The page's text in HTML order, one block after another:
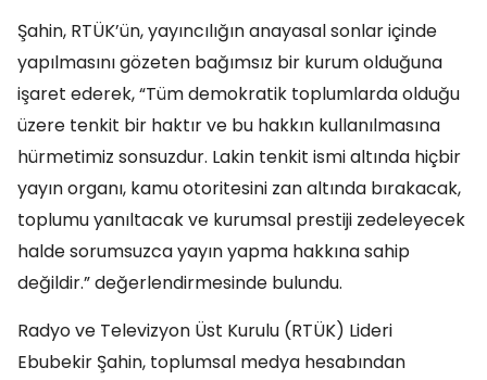
Şahin, RTÜK’ün, yayıncılığın anayasal sonlar içinde
yapılmasını gözeten bağımsız bir kurum olduğuna
işaret ederek, “Tüm demokratik toplumlarda olduğu
üzere tenkit bir haktır ve bu hakkın kullanılmasına
hürmetimiz sonsuzdur. Lakin tenkit ismi altında hiçbir
yayın organı, kamu otoritesini zan altında bırakacak,
toplumu yanıltacak ve kurumsal prestiji zedeleyecek
halde sorumsuzca yayın yapma hakkına sahip
değildir.” değerlendirmesinde bulundu.
Radyo ve Televizyon Üst Kurulu (RTÜK) Lideri
Ebubekir Şahin, toplumsal medya hesabından